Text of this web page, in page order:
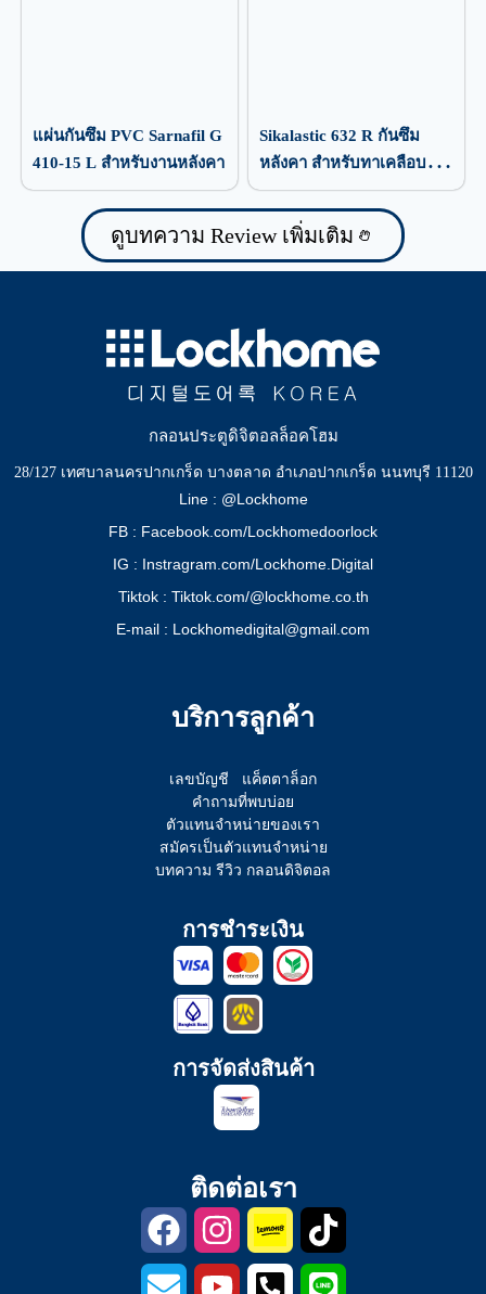
แผ่นกันซึม PVC Sarnafil G
410-15 L สำหรับงานหลังคา
Sikalastic 632 R กันซึม
หลังคา สำหรับทาเคลือบ
ป้องกันน้ำรั่วซึม
ดูบทความ Review เพิ่มเติม
กลอนประตูดิจิตอลล็อคโฮม
28/127 เทศบาลนครปากเกร็ด บางตลาด อำเภอปากเกร็ด นนทบุรี 11120
Line : @Lockhome
FB : Facebook.com/Lockhomedoorlock
IG : Instragram.com/Lockhome.Digital
Tiktok : Tiktok.com/@lockhome.co.th
E-mail : Lockhomedigital@gmail.com
บริการลูกค้า
เลขบัญชี
แค็ตตาล็อก
คำถามที่พบบ่อย
ตัวแทนจำหน่ายของเรา
สมัครเป็นตัวแทนจำหน่าย
บทความ รีวิว กลอนดิจิตอล
การชำระเงิน
การจัดส่งสินค้า
ติดต่อเรา